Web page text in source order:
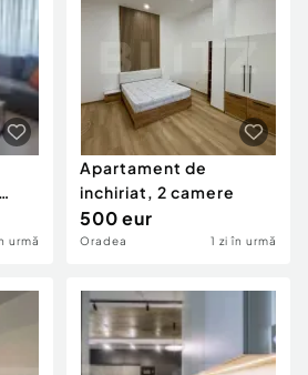
urmă
Apartament de
inchiriat, 2 camere
500 eur
Oradea 1 zi în urmă